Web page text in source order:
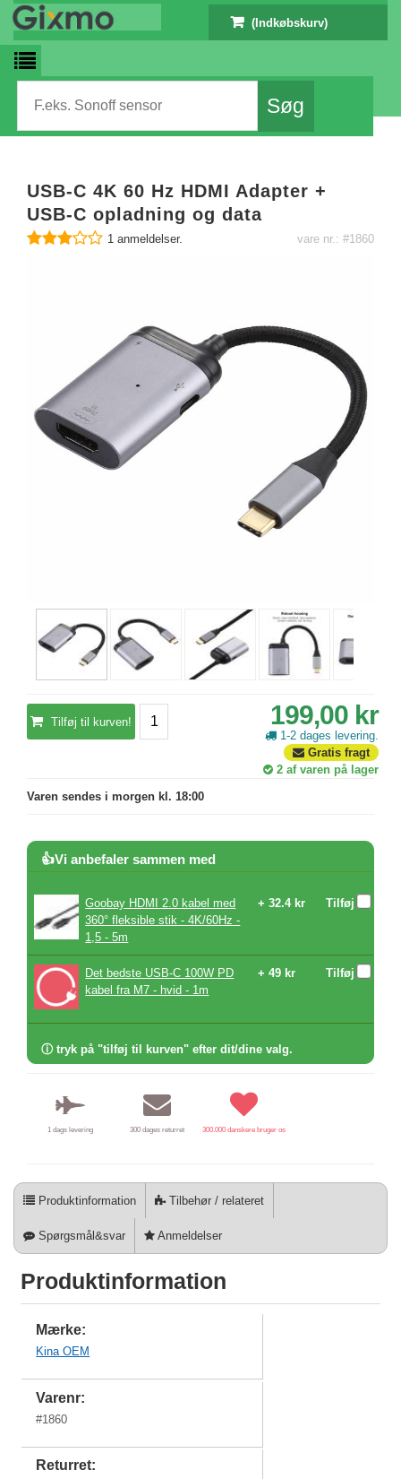
(Indkøbskurv)
USB-C 4K 60 Hz HDMI Adapter +
USB-C opladning og data
1 anmeldelser. vare nr.: #1860
Tilføj til kurven! 199,00 kr
1-2 dages levering.
Gratis fragt
2af varen på lager
Varen sendes i morgen kl. 18:00
👍Vi anbefaler sammen med
Goobay HDMI 2.0 kabel med
360° fleksible stik - 4K/60Hz -
1,5 - 5m
+ 32.4 kr Tilføj
Det bedste USB-C 100W PD
kabel fra M7 - hvid - 1m
+ 49 kr Tilføj
ⓘ tryk på "tilføj til kurven" efter dit/dine valg.
1 dags levering 300 dages returret 300.000 danskere bruger os
Produktinformation Tilbehør / relateret
Spørgsmål&svar Anmeldelser
Produktinformation
Mærke:
Kina OEM
Varenr:
#1860
Returret: